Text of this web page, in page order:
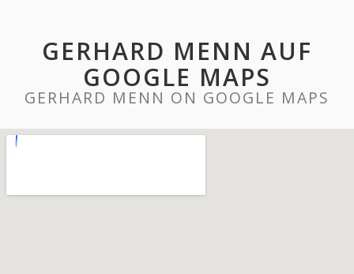
GERHARD MENN AUF
GOOGLE MAPS
GERHARD MENN ON GOOGLE MAPS